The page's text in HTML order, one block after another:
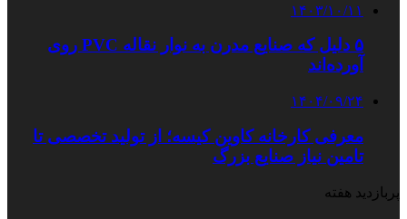
۱۴۰۳/۱۰/۱۱
۵ دلیل که صنایع مدرن به نوار نقاله PVC روی
آورده‌اند
۱۴۰۴/۰۹/۲۴
معرفی کارخانه کاوین کیسه؛ از تولید تخصصی تا
تامین نیاز صنایع بزرگ
پربازدید هفته